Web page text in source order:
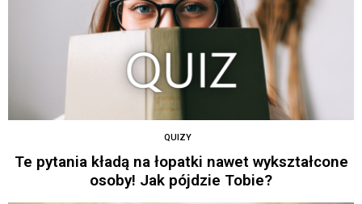
QUIZY
Te pytania kładą na łopatki nawet wykształcone
osoby! Jak pójdzie Tobie?